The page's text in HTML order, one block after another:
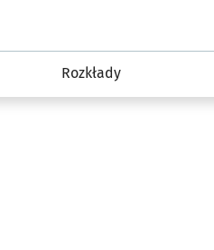
Rozkłady